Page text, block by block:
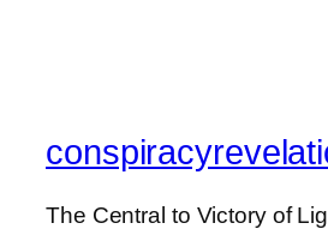
The Central to Victory of